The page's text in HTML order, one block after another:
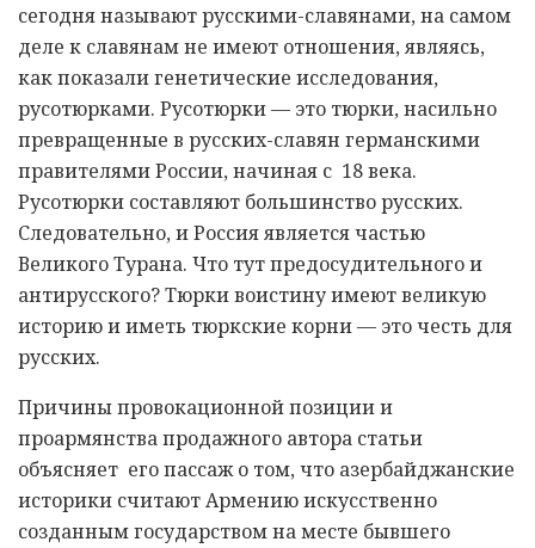
сегодня называют русскими-славянами, на самом
деле к славянам не имеют отношения, являясь,
как показали генетические исследования,
русотюрками. Русотюрки — это тюрки, насильно
превращенные в русских-славян германскими
правителями России, начиная с 18 века.
Русотюрки составляют большинство русских.
Следовательно, и Россия является частью
Великого Турана. Что тут предосудительного и
антирусского? Тюрки воистину имеют великую
историю и иметь тюркские корни — это честь для
русских.
Причины провокационной позиции и
проармянства продажного автора статьи
объясняет его пассаж о том, что азербайджанские
историки считают Армению искусственно
созданным государством на месте бывшего